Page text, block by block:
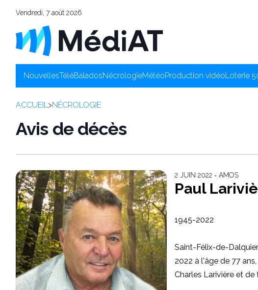
Vendredi, 7 août 2026
NouvellesTéléBaladosNécrologieMétéoProduction vidéoLoterie
ACCUEIL>NÉCROLOGIE
Avis de décès
2 JUIN 2022 ‐ AMOS
Paul
1945-2022
Saint-Félix-de-
2022 à l'âge de 77
Charles Larivière et